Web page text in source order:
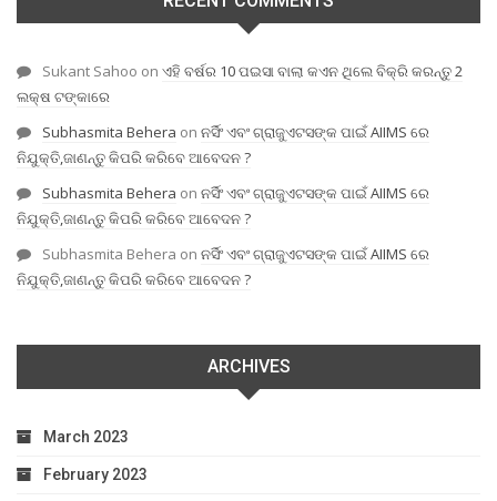
Sukant Sahoo on ଏହି ବର୍ଷର 10 ପଇସା ବାଲା କଏନ ଥିଲେ ବିକ୍ରି କରନ୍ତୁ 2
ଲକ୍ଷ ଟଙ୍କାରେ
Subhasmita Behera on ନର୍ସିଂ ଏବଂ ଗ୍ରାଜୁଏଟସଙ୍କ ପାଇଁ AIIMS ରେ
ନିଯୁକ୍ତି,ଜାଣନ୍ତୁ କିପରି କରିବେ ଆବେଦନ ?
Subhasmita Behera on ନର୍ସିଂ ଏବଂ ଗ୍ରାଜୁଏଟସଙ୍କ ପାଇଁ AIIMS ରେ
ନିଯୁକ୍ତି,ଜାଣନ୍ତୁ କିପରି କରିବେ ଆବେଦନ ?
Subhasmita Behera on ନର୍ସିଂ ଏବଂ ଗ୍ରାଜୁଏଟସଙ୍କ ପାଇଁ AIIMS ରେ
ନିଯୁକ୍ତି,ଜାଣନ୍ତୁ କିପରି କରିବେ ଆବେଦନ ?
ARCHIVES
March 2023
February 2023